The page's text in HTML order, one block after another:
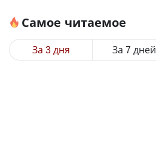
Самое читаемое
За 3 дня За 7 дней